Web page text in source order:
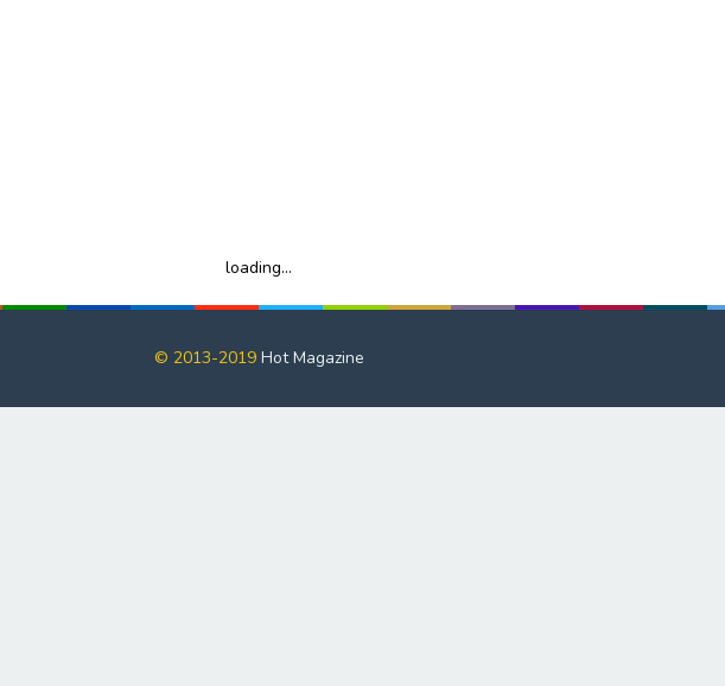
loading...
© 2013-2019 Hot Magazine